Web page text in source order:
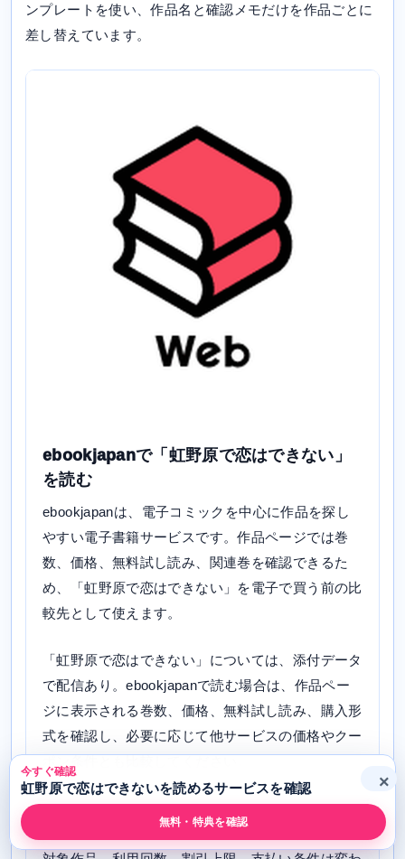
ンプレートを使い、作品名と確認メモだけを作品ごとに
差し替えています。
ebookjapanで「虹野原で恋はできない」
を読む
ebookjapanは、電子コミックを中心に作品を探し
やすい電子書籍サービスです。作品ページでは巻
数、価格、無料試し読み、関連巻を確認できるた
め、「虹野原で恋はできない」を電子で買う前の比
較先として使えます。
「虹野原で恋はできない」については、添付データ
で配信あり。ebookjapanで読む場合は、作品ペー
ジに表示される巻数、価格、無料試し読み、購入形
式を確認し、必要に応じて他サービスの価格やクー
ebookjapanは、初回・曜日・まとめ買い系のクー
今すぐ確認
虹野原で恋はできないを読めるサービスを確認
無料・特典を確認
×